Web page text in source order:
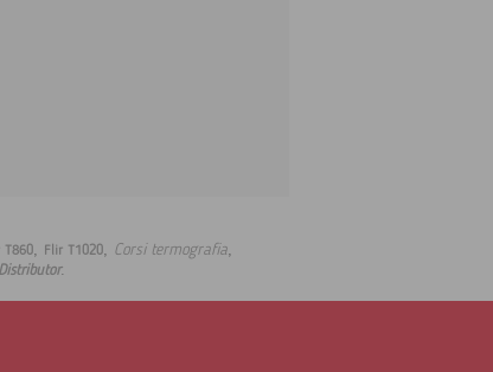
T860, Flir T1020, Corsi termografia,
.